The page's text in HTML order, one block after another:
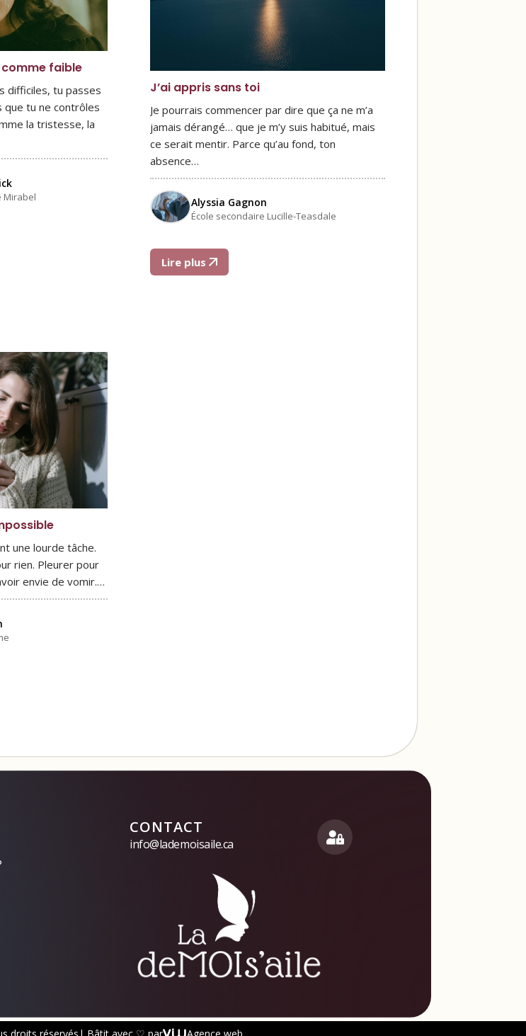
comme faible
difficiles, tu passes
tu ne contrôles
la tristesse, la
Mirabel
J’ai appris sans toi
Je pourrais commencer par dire que ça ne m’a
jamais dérangé… que je m’y suis habitué, mais
ce serait mentir. Parce qu’au fond, ton
absence…
Alyssia Gagnon
École secondaire Lucille-Teasdale
Lire plus
une lourde tâche.
rien. Pleurer pour
envie de vomir.…
CONTACT
info@lademoisaile.ca